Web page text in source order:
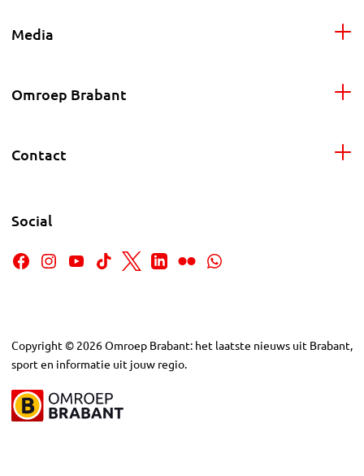
Media
Omroep Brabant
Contact
Social
Copyright © 2026Omroep Brabant: het laatste nieuws uit Brabant,
sport en informatie uit jouw regio.